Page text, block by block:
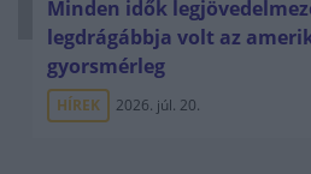
Minden idők
legdrágábbja volt az
gyorsmérleg
HÍREK 2026. júl. 20.